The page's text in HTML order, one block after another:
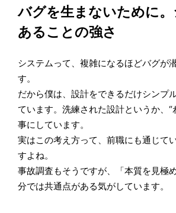
バグを生まないために
あることの強さ
システムって、複雑になるほどバグが
す。
だから僕は、設計をできるだけシンプ
ています。洗練された設計というか、“
事にしています。
実はこの考え方って、前職にも通じて
すよね。
事故調査もそうですが、「本質を見極
分では共通点がある気がしています。